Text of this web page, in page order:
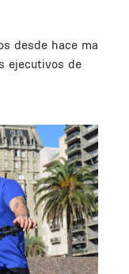
desde hace mas
ejecutivos de